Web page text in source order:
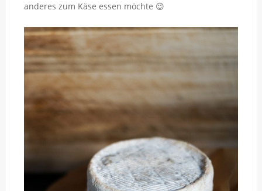
anderes zum Käse essen möchte 😉